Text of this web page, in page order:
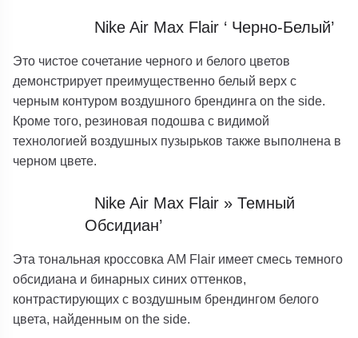
Nike Air Max Flair ‘ Черно-Белый’
Это чистое сочетание черного и белого цветов
демонстрирует преимущественно белый верх с
черным контуром воздушного брендинга on the side.
Кроме того, резиновая подошва с видимой
технологией воздушных пузырьков также выполнена в
черном цвете.
Nike Air Max Flair » Темный
Обсидиан’
Эта тональная кроссовка AM Flair имеет смесь темного
обсидиана и бинарных синих оттенков,
контрастирующих с воздушным брендингом белого
цвета, найденным on the side.